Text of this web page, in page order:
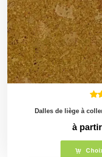
Dalles de liège à
à